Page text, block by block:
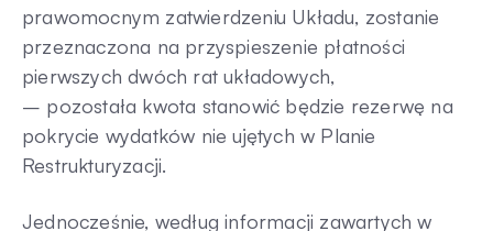
prawomocnym zatwierdzeniu Układu, zostanie
przeznaczona na przyspieszenie płatności
pierwszych dwóch rat układowych,
– pozostała kwota stanowić będzie rezerwę na
pokrycie wydatków nie ujętych w Planie
Restrukturyzacji.
Jednocześnie, według informacji zawartych w